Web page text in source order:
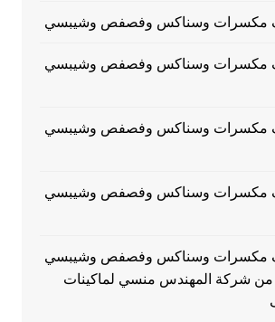
مكسرات وسناكس وفصفص وشيبسي
مكسرات وسناكس وفصفص وشيبسي
مكسرات وسناكس وفصفص وشيبسي
مكسرات وسناكس وفصفص وشيبسي
مكسرات وسناكس وفصفص وشيبسي
شركة المهندس منسي لماكينات